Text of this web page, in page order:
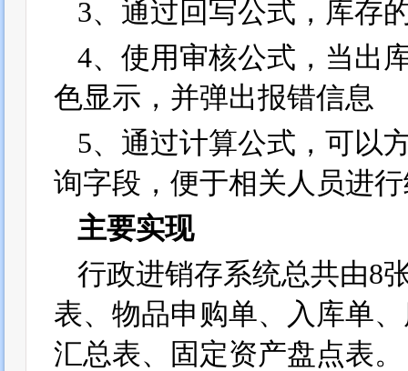
3、通过回写公式，库存
4、使用审核公式，当出
色显示，并弹出报错信息
5、通过计算公式，可以
询字段，便于相关人员进
主要实现
行政进销存系统总共由8
表、物品申购单、入库单
汇总表、固定资产盘点表。